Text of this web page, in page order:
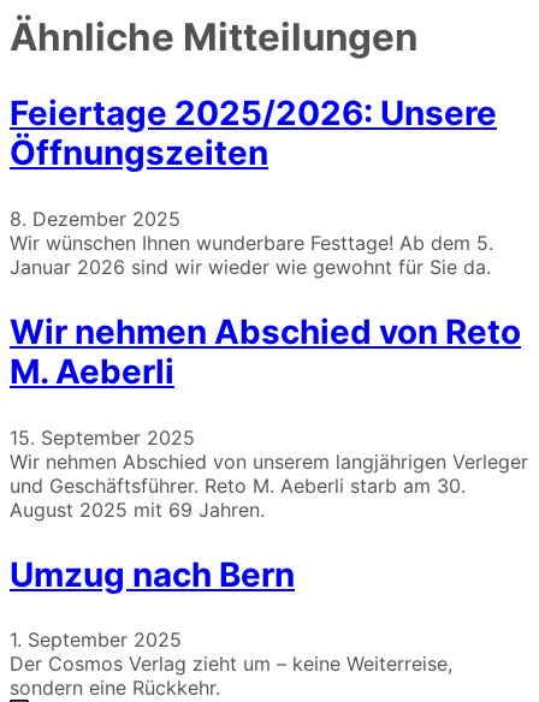
Ähnliche Mitteilungen
Feiertage 2025/2026: Unsere
Öffnungszeiten
8. Dezember 2025
Wir wünschen Ihnen wunderbare Festtage! Ab dem 5.
Januar 2026 sind wir wieder wie gewohnt für Sie da.
Wir nehmen Abschied von Reto
M. Aeberli
15. September 2025
Wir nehmen Abschied von unserem langjährigen Verleger
und Geschäftsführer. Reto M. Aeberli starb am 30.
August 2025 mit 69 Jahren.
Umzug nach Bern
1. September 2025
Der Cosmos Verlag zieht um – keine Weiterreise,
sondern eine Rückkehr.